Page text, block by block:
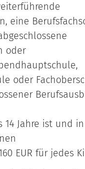
eine
oder
oder
Jahre ist und
EUR für jedes